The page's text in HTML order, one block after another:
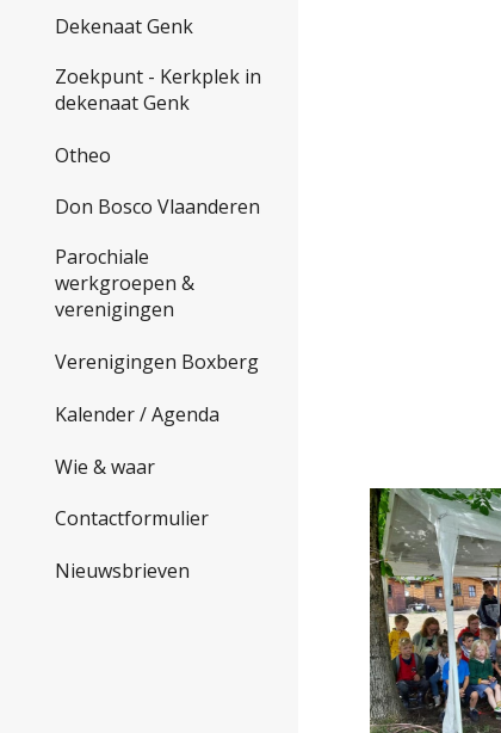
Dekenaat Genk
Zoekpunt - Kerkplek in
dekenaat Genk
Otheo
Don Bosco Vlaanderen
Parochiale
werkgroepen &
verenigingen
Verenigingen Boxberg
Kalender / Agenda
Wie & waar
Contactformulier
Nieuwsbrieven